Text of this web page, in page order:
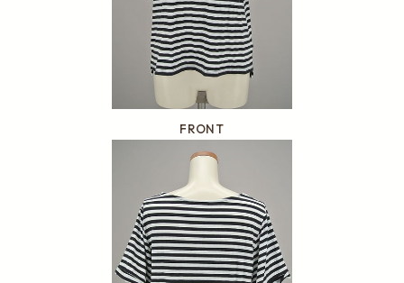
FRONT